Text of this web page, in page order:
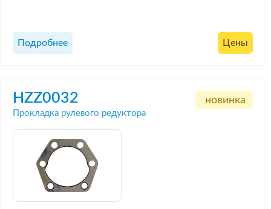
Подробнее Цены
HZZ0032
Прокладка рулевого редуктора
новинка